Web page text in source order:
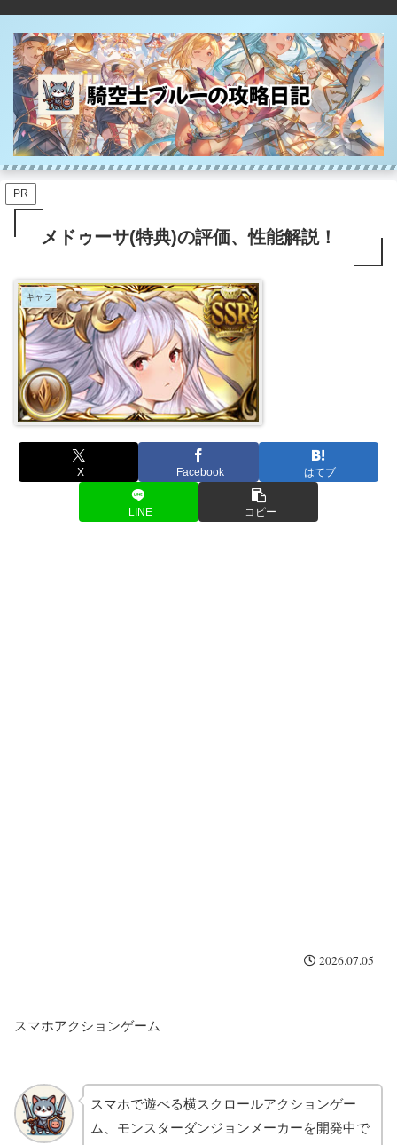
PR
メドゥーサ(特典)の評価、性能解説！
キャラ
X Facebook はてブ
LINE コピー
2026.07.05
スマホアクションゲーム
スマホで遊べる横スクロールアクションゲー
ム、モンスターダンジョンメーカーを開発中で